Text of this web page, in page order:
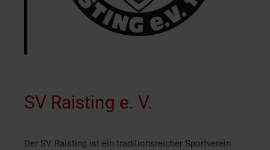
SV Raisting e. V.
Der SV Raisting ist ein traditionsreicher Sportverein